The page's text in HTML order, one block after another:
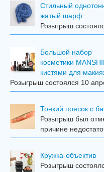
Стильный
жатый шарф
Розыгрыш
Большой набор
косметики
кистями для
Розыгрыш состоялся 10
Тонкий поясок с
Розыгрыш был
причине
Кружка-объектив
Розыгрыш